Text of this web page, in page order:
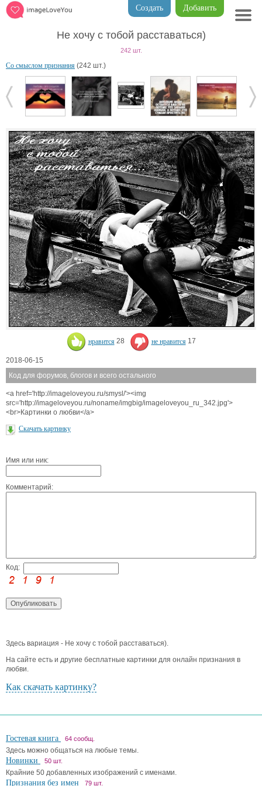
Добавить
Создать
Не хочу с тобой расставаться)
242 шт.
Со смыслом признания (242 шт.)
нравится 28 не нравится 17
2018-06-15
Код для форумов, блогов и всего остального
<a href='http://imageloveyou.ru/smysl/'><img
src='http://imageloveyou.ru/noname/imgbig/imageloveyou_ru_342.jpg'>
<br>Картинки о любви</a>
Скачать картинку
Имя или ник:
Комментарий:
Код:
Здесь вариация - Не хочу с тобой расставаться).
На сайте есть и другие бесплатные картинки для онлайн признания в
любви.
Как скачать картинку?
Гостевая книга 64 сообщ.
Здесь можно общаться на любые темы.
Новинки 50 шт.
Крайние 50 добавленных изображений с именами.
Признания без имен 79 шт.